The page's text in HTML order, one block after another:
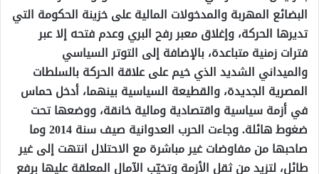
البضائع المهربة والمدخولات المالية على خزينة الحكومة التي
تديرها الحركة، وإغلاق معبر رفح البري وعدم فتحه إلا عبر
فترات زمنية متباعدة، بالإضافة إلى التوتر السياسي
والميداني الشديد الذي خيم على علاقة الحركة بالسلطات
المصرية الجديدة، والقطيعة السياسية بينهما، أدخل حماس
في أزمة سياسية واقتصادية ومالية خانقة، ووضعها تحت
ضغوط هائلة. وجاءت الحرب العدوانية صيف سنة 2014 وما
صاحبها من مفاوضات غير مباشرة مع الاحتلال انتهت إلى غير
طائل، لتزيد من ثقل الأزمة وتخيّب الآمال المعلقة عليها برفع